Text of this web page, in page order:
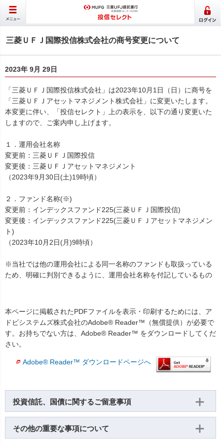
三菱ＵＦＪ国際投信株式会社の商号変更について
2023年 9月 29日
「三菱ＵＦＪ国際投信株式会社」は2023年10月1日（日）に商号を
「三菱ＵＦＪアセットマネジメント株式会社」に変更いたします。
本変更に伴い、「投信セレクト」上の表示を、以下の通り変更いた
しますので、ご案内申し上げます。
１．運用会社名称
変更前：三菱ＵＦＪ国際投信
変更後：三菱ＵＦＪアセットマネジメント
（2023年9月30日(土)19時頃）
２．ファンド名称(※)
変更前：インデックスファンド225(三菱ＵＦＪ国際投信)
変更後：インデックスファンド225(三菱ＵＦＪアセットマネジメン
ト)
（2023年10月2日(月)9時頃）
※当社では他の運用会社による同一名称のファンドも取扱っている
ため、明確に判別できるように、運用会社名称を付記しているもの
本ページに掲載されたPDFファイルを表示・印刷するためには、ア
ドビシステムズ株式会社のAdobe® Reader™（無償提供）が必要で
す。お持ちでない方は、Adobe® Reader™ をダウンロードしてくだ
さい。
Adobe® Reader™ ダウンロードページへ
投資信託、国債に関するご留意事項
その他の重要な事項について